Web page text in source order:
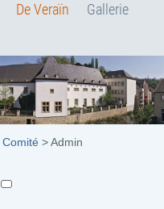
De Veraïn
Gallerie
Comité >Admin